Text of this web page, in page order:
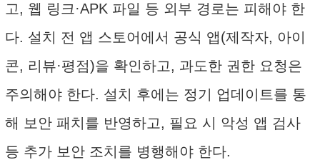
고, 웹 링크·APK 파일 등 외부 경로는 피해야 한
다. 설치 전 앱 스토어에서 공식 앱(제작자, 아이
콘, 리뷰·평점)을 확인하고, 과도한 권한 요청은
주의해야 한다. 설치 후에는 정기 업데이트를 통
해 보안 패치를 반영하고, 필요 시 악성 앱 검사
등 추가 보안 조치를 병행해야 한다.